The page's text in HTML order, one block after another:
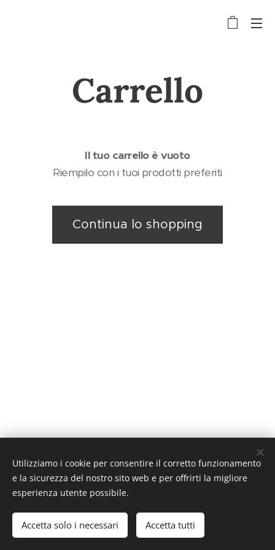
Carrello
Il tuo carrello è vuoto
Riempilo con i tuoi prodotti preferiti
Continua lo shopping
Cookies
Utilizziamo i cookie per consentire il corretto funzionamento
e la sicurezza del nostro sito web e per offrirti la migliore
esperienza utente possibile.
Accetta solo i necessari Accetta tutti